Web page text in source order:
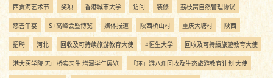
西贡海艺术节 奖项 香港城市大学 访问 装修 荔枝窝自然管理协议
慈善午宴 S+高峰会暨博览 媒体报道 陕西桥山村 重庆大塘村 陕西
招聘 河北 回收及可持续旅游教育大使 #恒生大学 回收及可持續旅遊教育大使
港大医学院 无止桥实习生 增润学年展览 「环」游八角回收及生态旅游教育计划 大使